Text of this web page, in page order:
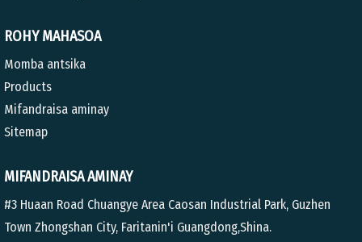
ROHY MAHASOA
Momba antsika
Products
Mifandraisa aminay
Sitemap
MIFANDRAISA AMINAY
#3 Huaan Road Chuangye Area Caosan Industrial Park, Guzhen
Town Zhongshan City, Faritanin'i Guangdong,Shina.